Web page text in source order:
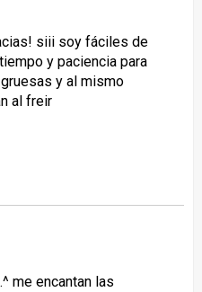
siii soy fáciles de
y paciencia para
y al mismo
al freir
me encantan las